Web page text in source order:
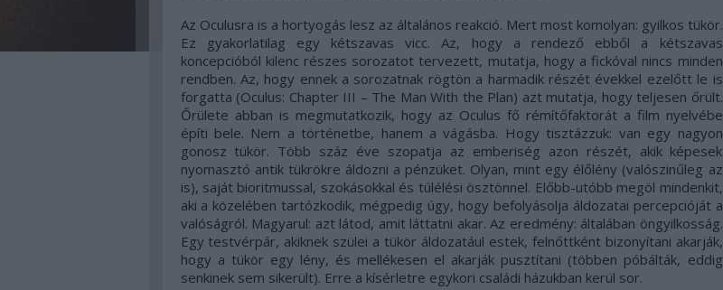
Az Oculusra is a hortyogás lesz az általános reakció. Mert most komolyan: gyilkos tükör.
Ez gyakorlatilag egy kétszavas vicc. Az, hogy a rendező ebből a kétszavas
koncepcióból kilenc részes sorozatot tervezett, mutatja, hogy a fickóval nincs minden
rendben. Az, hogy ennek a sorozatnak rögtön a harmadik részét évekkel ezelőtt le is
forgatta (Oculus: Chapter III – The Man With the Plan) azt mutatja, hogy teljesen őrült.
Őrülete abban is megmutatkozik, hogy az Oculus fő rémítőfaktorát a film nyelvébe
építi bele. Nem a történetbe, hanem a vágásba. Hogy tisztázzuk: van egy nagyon
gonosz tükör. Több száz éve szopatja az emberiség azon részét, akik képesek
nyomasztó antik tükrökre áldozni a pénzüket. Olyan, mint egy élőlény (valószinűleg az
is), saját bioritmussal, szokásokkal és túlélési ösztönnel. Előbb-utóbb megöl mindenkit,
aki a közelében tartózkodik, mégpedig úgy, hogy befolyásolja áldozatai percepcióját a
valóságról. Magyarul: azt látod, amit láttatni akar. Az eredmény: általában öngyilkosság.
Egy testvérpár, akiknek szülei a tükör áldozatául estek, felnőttként bizonyítani akarják,
hogy a tükör egy lény, és mellékesen el akarják pusztítani (többen póbálták, eddig
senkinek sem sikerült). Erre a kísérletre egykori családi házukban kerül sor.